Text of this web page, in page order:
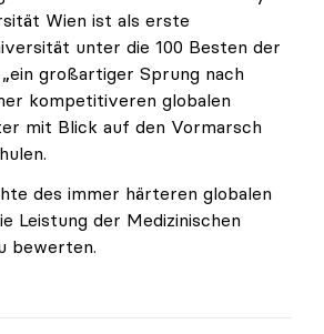
Wien ist als erste
unter die 100 Besten der
großartiger Sprung nach
kompetitiveren globalen
mit Blick auf den Vormarsch
des immer härteren globalen
Leistung der Medizinischen
bewerten.
heimischer Universitäten geben